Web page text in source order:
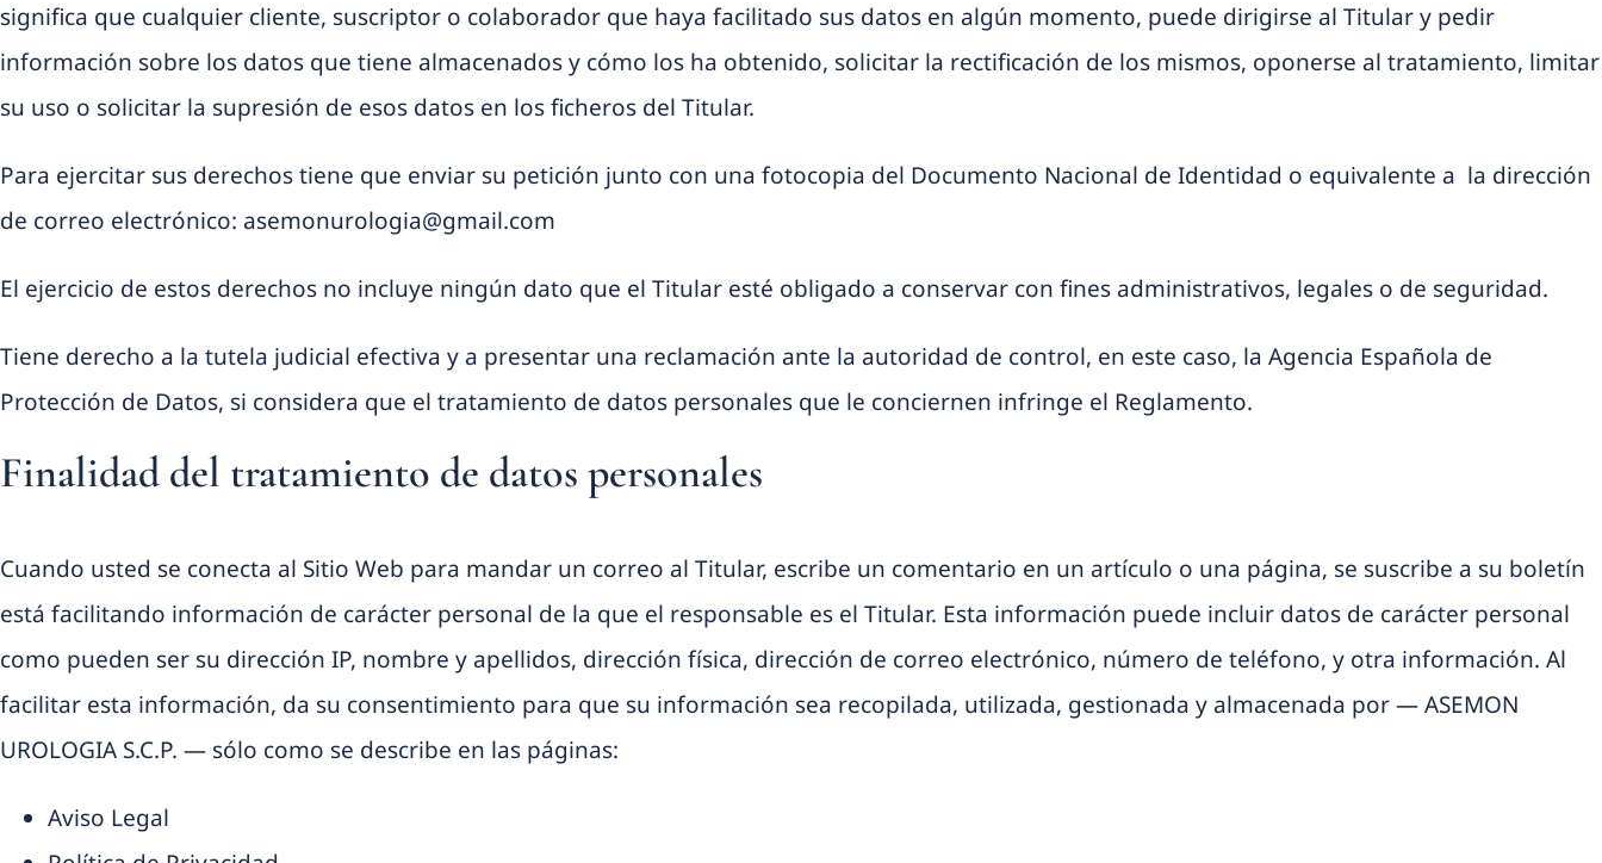
significa que cualquier cliente, suscriptor o colaborador que haya facilitado sus datos en algún momento, puede dirigirse al Titular y pedir
información sobre los datos que tiene almacenados y cómo los ha obtenido, solicitar la rectificación de los mismos, oponerse al tratamiento, limitar
su uso o solicitar la supresión de esos datos en los ficheros del Titular.
Para ejercitar sus derechos tiene que enviar su petición junto con una fotocopia del Documento Nacional de Identidad o equivalente a la dirección
de correo electrónico: asemonurologia@gmail.com
El ejercicio de estos derechos no incluye ningún dato que el Titular esté obligado a conservar con fines administrativos, legales o de seguridad.
Tiene derecho a la tutela judicial efectiva y a presentar una reclamación ante la autoridad de control, en este caso, la Agencia Española de
Protección de Datos, si considera que el tratamiento de datos personales que le conciernen infringe el Reglamento.
Finalidad del tratamiento de datos personales
Cuando usted se conecta al Sitio Web para mandar un correo al Titular, escribe un comentario en un artículo o una página, se suscribe a su boletín
está facilitando información de carácter personal de la que el responsable es el Titular. Esta información puede incluir datos de carácter personal
como pueden ser su dirección IP, nombre y apellidos, dirección física, dirección de correo electrónico, número de teléfono, y otra información. Al
facilitar esta información, da su consentimiento para que su información sea recopilada, utilizada, gestionada y almacenada por — ASEMON
UROLOGIA S.C.P. — sólo como se describe en las páginas:
Aviso Legal